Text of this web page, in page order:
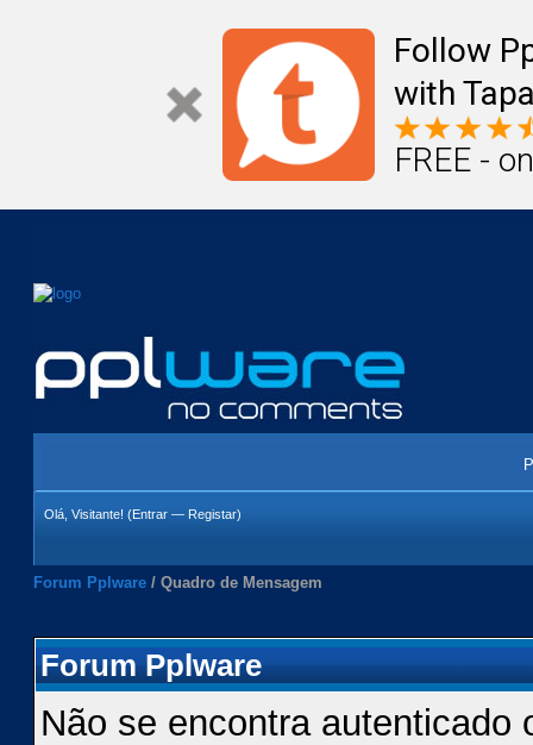
Follow
with
FREE -
Olá, Visitante! (Entrar — Registar)
Forum Pplware / Quadro de Mensagem
Forum Pplware
Não se encontra autenticado